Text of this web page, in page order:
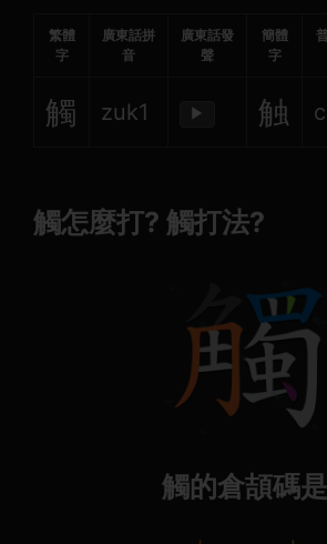
繁體
字
廣東話拼
音
廣東話發
聲
簡體
字
觸 zuk1 ▶ 触
觸怎麼打? 觸打法?
觸的倉頡碼